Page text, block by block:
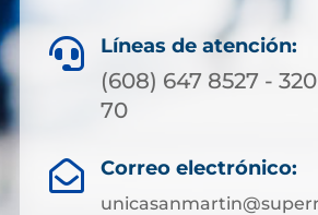
 Líneas de atención:
(608) 647 8527 -
70
 Correo electrónico: